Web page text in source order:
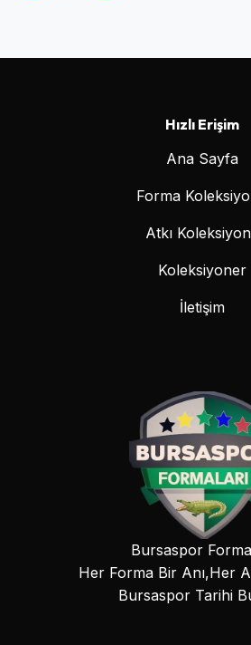
Hızlı Erişim
Ana Sayfa
Forma
Atkı
Koleksiyoner
İletişim
Bursaspor
Her Forma Bir Anı,Her
Bursaspor Tarihi